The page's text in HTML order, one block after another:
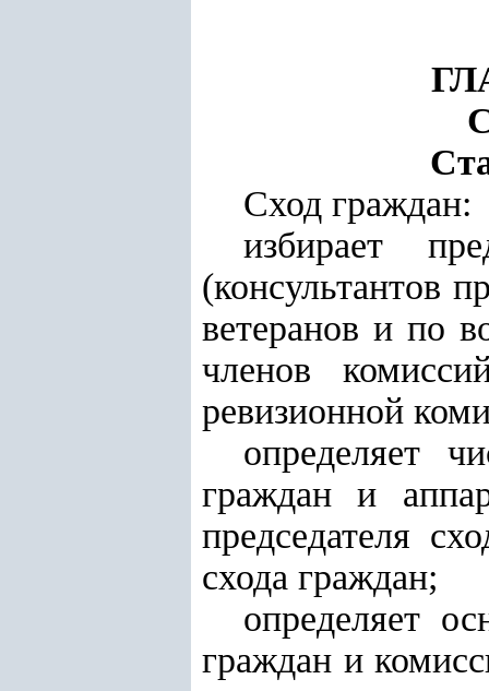
Сход граждан:
избирает
(консультантов
ветеранов и по
членов
ревизионной
определяет
граждан и
председателя
схода граждан;
определяет
граждан и